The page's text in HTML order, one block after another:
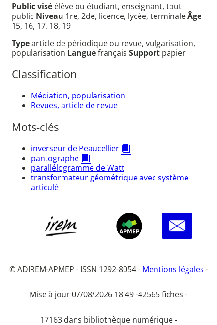
Public visé élève ou étudiant, enseignant, tout
public Niveau 1re, 2de, licence, lycée, terminaleÂge
15, 16, 17, 18, 19
Typearticle de périodique ou revue, vulgarisation,
popularisation Languefrançais Support papier
Classification
Médiation, popularisation
Revues, article de revue
Mots-clés
inverseur de Peaucellier
pantographe
parallélogramme de Watt
transformateur géométrique avec système
articulé
© ADIREM-APMEP - ISSN 1292-8054 - Mentions légales -
Mise à jour 07/08/2026 18:49 -42565 fiches -
17163 dans bibliothèque numérique -